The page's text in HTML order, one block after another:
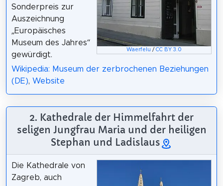
Waerfelu /CC BY 3.0
Sonderpreis zur
Auszeichnung
„Europäisches
Museum des Jahres“
gewürdigt.
Wikipedia: Museum der zerbrochenen Beziehungen
(DE), Website
2. Kathedrale der Himmelfahrt der
seligen Jungfrau Maria und der heiligen
Stephan und Ladislaus
Die Kathedrale von
Zagreb, auch